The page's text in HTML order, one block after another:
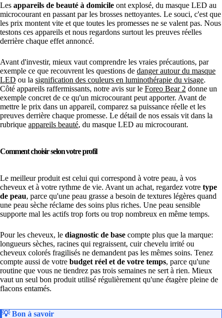
Les appareils de beauté à domicile ont explosé, du masque LED au
microcourant en passant par les brosses nettoyantes. Le souci, c'est que
les prix montent vite et que toutes les promesses ne se valent pas. Nous
testons ces appareils et nous regardons surtout les preuves réelles
derrière chaque effet annoncé.
Avant d'investir, mieux vaut comprendre les vraies précautions, par
exemple ce que recouvrent les questions de danger autour du masque
LED ou la signification des couleurs en luminothérapie du visage.
Côté appareils raffermissants, notre avis sur le Foreo Bear 2 donne un
exemple concret de ce qu'un microcourant peut apporter. Avant de
mettre le prix dans un appareil, comparez sa puissance réelle et les
preuves derrière chaque promesse. Le détail de nos essais vit dans la
rubrique appareils beauté, du masque LED au microcourant.
Comment choisir selon votre profil
Le meilleur produit est celui qui correspond à votre peau, à vos
cheveux et à votre rythme de vie. Avant un achat, regardez votre type
de peau, parce qu'une peau grasse a besoin de textures légères quand
une peau sèche réclame des soins plus riches. Une peau sensible
supporte mal les actifs trop forts ou trop nombreux en même temps.
Pour les cheveux, le diagnostic de base compte plus que la marque:
longueurs sèches, racines qui regraissent, cuir chevelu irrité ou
cheveux colorés fragilisés ne demandent pas les mêmes soins. Tenez
compte aussi de votre budget réel et de votre temps, parce qu'une
routine que vous ne tiendrez pas trois semaines ne sert à rien. Mieux
vaut un seul bon produit utilisé régulièrement qu'une étagère pleine de
flacons entamés.
💡Bon à savoir